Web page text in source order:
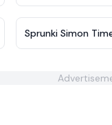
Sprunki Simon